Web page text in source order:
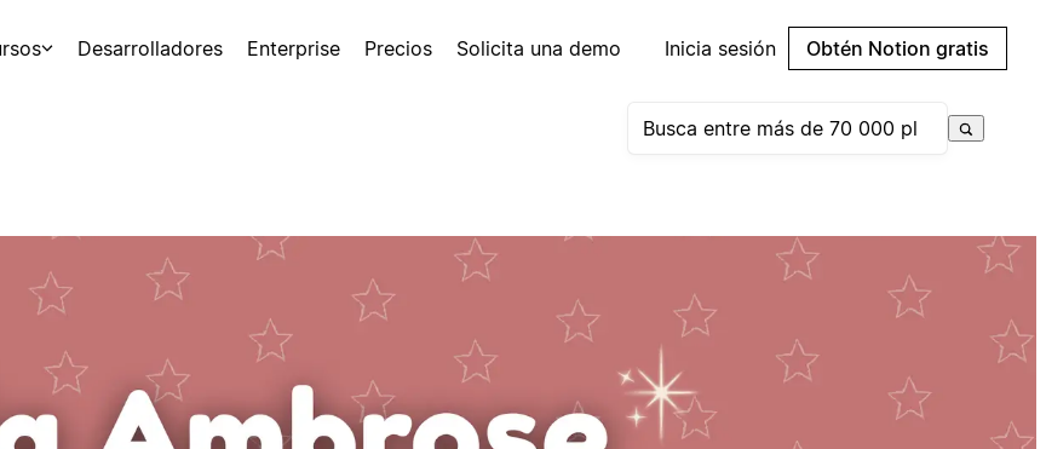
Desarrolladores Enterprise Precios Solicita una demo Inicia sesión Obtén Notion gratis